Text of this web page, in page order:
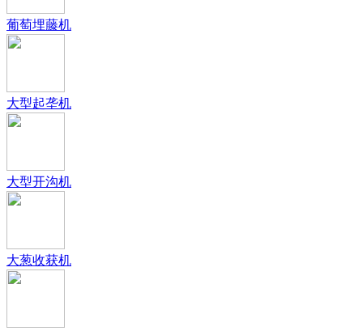
葡萄埋藤机
大型起垄机
大型开沟机
大葱收获机